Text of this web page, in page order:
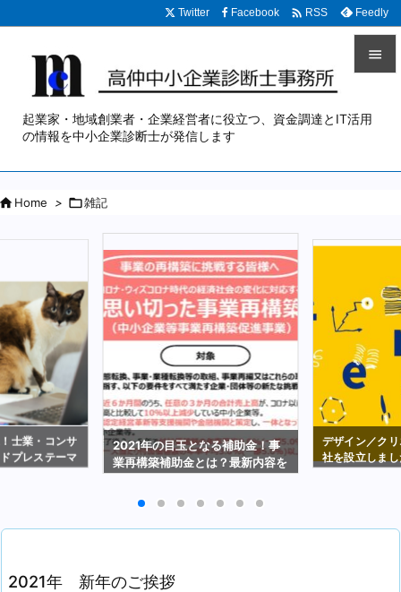
起業家・地域創業者・企業経営者に役立つ、資金調達とIT活用
の情報を中小企業診断士が発信します

次へ
検索
Twitter Facebook  RSS Feedly
Home > 雑記
士業・コンサ
プレステーマ
2021年の目玉となる補助金！事
業再構築補助金とは？最新内容を
デザイン／ク
社を設立しま
2021年 新年のご挨拶